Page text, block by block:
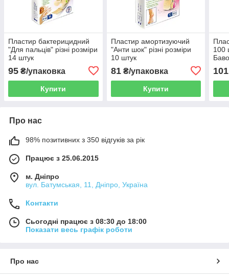
Пластир бактерицидний
"Для пальців" різні розміри
14 штук
95 ₴/упаковка
Купити
Пластир амортизуючий
"Анти шок" різні розміри
10 штук
81₴/упаковка
Купити
100
101
Про нас
98% позитивних з 350 відгуків за рік
Працює з 25.06.2015
м. Дніпро
вул. Батумськая, 11, Дніпро, Україна
Контакти
Сьогодні працює з 08:30 до 18:00
Показати весь графік роботи
Про нас